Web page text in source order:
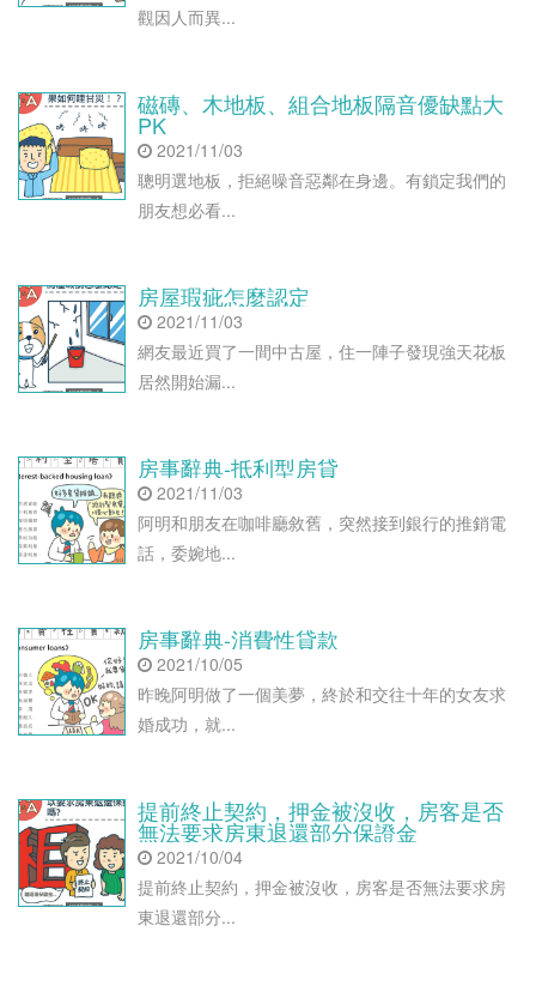
觀因人而異...
磁磚、木地板、組合地板隔音優缺點大
PK
2021/11/03
聰明選地板，拒絕噪音惡鄰在身邊。有鎖定我們的
朋友想必看...
房屋瑕疵怎麼認定
2021/11/03
網友最近買了一間中古屋，住一陣子發現強天花板
居然開始漏...
房事辭典-抵利型房貸
2021/11/03
阿明和朋友在咖啡廳敘舊，突然接到銀行的推銷電
話，委婉地...
房事辭典-消費性貸款
2021/10/05
昨晚阿明做了一個美夢，終於和交往十年的女友求
婚成功，就...
提前終止契約，押金被沒收，房客是否
無法要求房東退還部分保證金
2021/10/04
提前終止契約，押金被沒收，房客是否無法要求房
東退還部分...